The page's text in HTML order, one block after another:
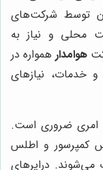
توسط شرکت‌های
محلی و نیاز به
هوامدار همواره در
خدمات، نیازهای
امری ضروری است.
کمپرسور و اطلس
می‌شوند. درایرهای